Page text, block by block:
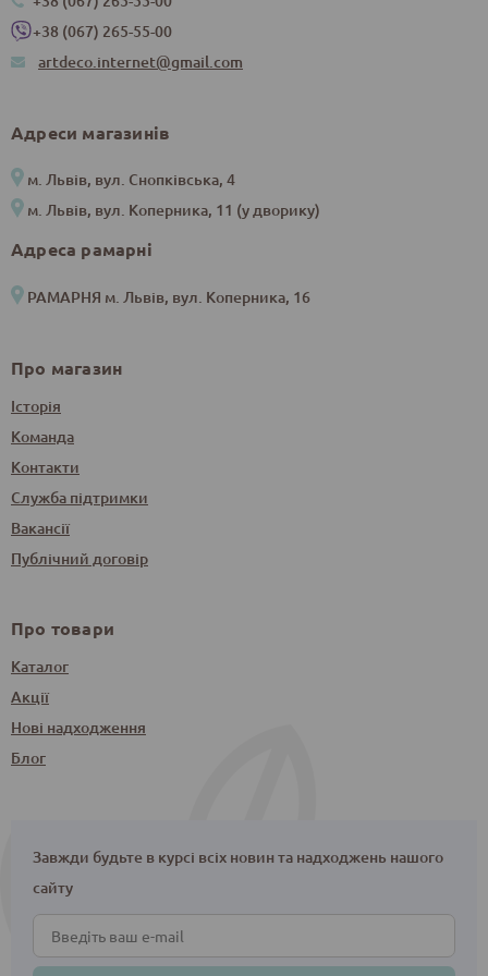
+38 (067) 265-55-00
artdeco.internet@gmail.com
Адреси магазинів
м. Львів, вул. Снопківська, 4
м. Львів, вул. Коперника, 11 (у дворику)
Адреса рамарні
РАМАРНЯ м. Львів, вул. Коперника, 16
Про магазин
Історія
Команда
Контакти
Служба підтримки
Вакансії
Публічний договір
Про товари
Каталог
Акції
Нові надходження
Блог
Завжди будьте в курсі всіх новин та надходжень нашого
сайту